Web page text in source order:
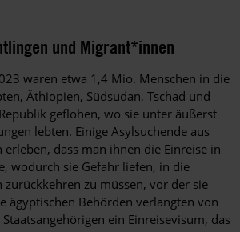
und Migrant*innen
waren etwa 1,4 Mio. Menschen in die
Äthiopien, Südsudan, Tschad und
geflohen, wo sie unter äußerst
lebten. Einige Asylsuchende aus
erleben, dass man ihnen die Einreise in
wodurch sie Gefahr liefen, in die
zurückkehren zu müssen, vor der sie
ägyptischen Behörden verlangten von
ein Einreisevisum, das